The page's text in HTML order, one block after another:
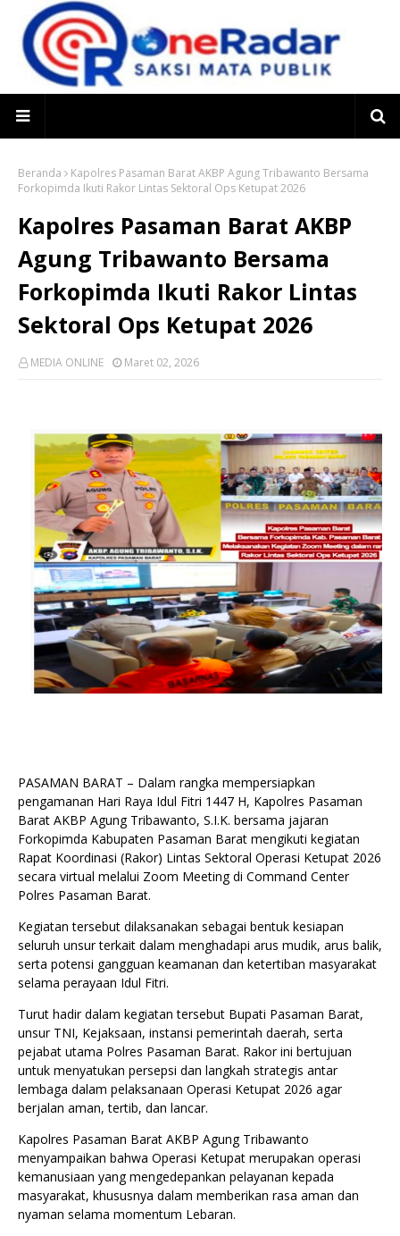
Beranda
Kapolres Pasaman Barat AKBP Agung Tribawanto Bersama
Forkopimda Ikuti Rakor Lintas Sektoral Ops Ketupat 2026
Kapolres Pasaman Barat AKBP
Agung Tribawanto Bersama
Forkopimda Ikuti Rakor Lintas
Sektoral Ops Ketupat 2026
MEDIA ONLINE Maret 02, 2026
PASAMAN BARAT – Dalam rangka mempersiapkan
pengamanan Hari Raya Idul Fitri 1447 H, Kapolres Pasaman
Barat AKBP Agung Tribawanto, S.I.K. bersama jajaran
Forkopimda Kabupaten Pasaman Barat mengikuti kegiatan
Rapat Koordinasi (Rakor) Lintas Sektoral Operasi Ketupat 2026
secara virtual melalui Zoom Meeting di Command Center
Polres Pasaman Barat.
Kegiatan tersebut dilaksanakan sebagai bentuk kesiapan
seluruh unsur terkait dalam menghadapi arus mudik, arus balik,
serta potensi gangguan keamanan dan ketertiban masyarakat
selama perayaan Idul Fitri.
Turut hadir dalam kegiatan tersebut Bupati Pasaman Barat,
unsur TNI, Kejaksaan, instansi pemerintah daerah, serta
pejabat utama Polres Pasaman Barat. Rakor ini bertujuan
untuk menyatukan persepsi dan langkah strategis antar
lembaga dalam pelaksanaan Operasi Ketupat 2026 agar
berjalan aman, tertib, dan lancar.
Kapolres Pasaman Barat AKBP Agung Tribawanto
menyampaikan bahwa Operasi Ketupat merupakan operasi
kemanusiaan yang mengedepankan pelayanan kepada
masyarakat, khususnya dalam memberikan rasa aman dan
nyaman selama momentum Lebaran.